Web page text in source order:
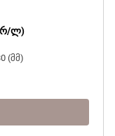
ლ)
(მმ)